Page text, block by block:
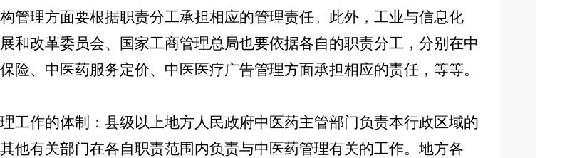
管理方面要根据职责分工承担相应的管理责任。此外，工业与信息化
和改革委员会、国家工商管理总局也要依据各自的职责分工，分别在中
险、中医药服务定价、中医医疗广告管理方面承担相应的责任，等等。
作的体制：县级以上地方人民政府中医药主管部门负责本行政区域的
他有关部门在各自职责范围内负责与中医药管理有关的工作。地方各